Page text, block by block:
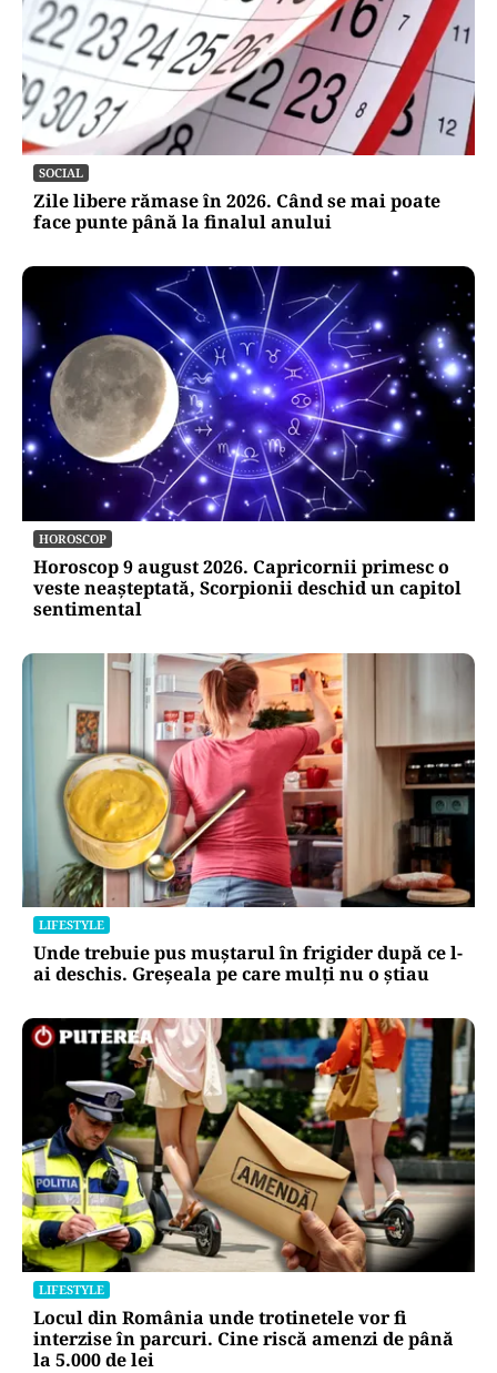
SOCIAL
Zile libere rămase în 2026. Când se mai poate
face punte până la finalul anului
HOROSCOP
Horoscop 9 august 2026. Capricornii primesc o
veste neașteptată, Scorpionii deschid un capitol
sentimental
LIFESTYLE
Unde trebuie pus muștarul în frigider după ce l-
ai deschis. Greșeala pe care mulți nu o știau
LIFESTYLE
Locul din România unde trotinetele vor fi
interzise în parcuri. Cine riscă amenzi de până
la 5.000 de lei